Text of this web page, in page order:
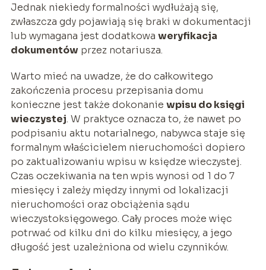
Jednak niekiedy formalności wydłużają się,
zwłaszcza gdy pojawiają się braki w dokumentacji
lub wymagana jest dodatkowa weryfikacja
dokumentówprzez notariusza.
Warto mieć na uwadze, że do całkowitego
zakończenia procesu przepisania domu
konieczne jest także dokonanie wpisu do księgi
wieczystej. W praktyce oznacza to, że nawet po
podpisaniu aktu notarialnego, nabywca staje się
formalnym właścicielem nieruchomości dopiero
po zaktualizowaniu wpisu w księdze wieczystej.
Czas oczekiwania na ten wpis wynosi od 1 do 7
miesięcy i zależy między innymi od lokalizacji
nieruchomości oraz obciążenia sądu
wieczystoksięgowego. Cały proces może więc
potrwać od kilku dni do kilku miesięcy, a jego
długość jest uzależniona od wielu czynników.